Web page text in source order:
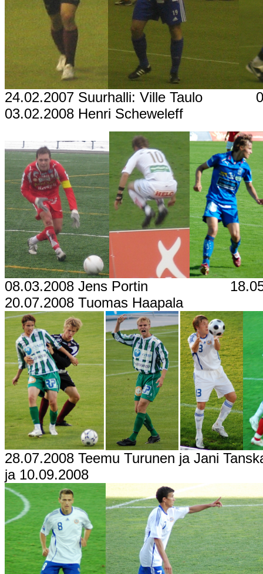
24.02.2007 Suurhalli: Ville Taulo
03.02.2008 Henri Scheweleff
08.03.2008 Jens Portin
20.07.2008 Tuomas Haapala
28.07.2008 Teemu Turunen ja Jani
ja 10.09.2008